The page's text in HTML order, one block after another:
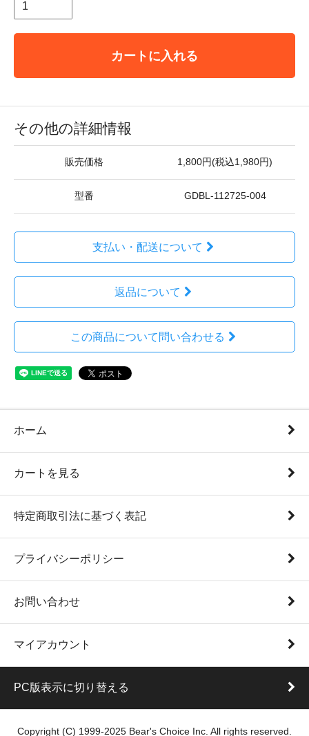
カートに入れる
その他の詳細情報
販売価格 1,800円(税込1,980円)
型番 GDBL-112725-004
支払い・配送について
返品について
この商品について問い合わせる
ホーム
カートを見る
特定商取引法に基づく表記
プライバシーポリシー
お問い合わせ
マイアカウント
PC版表示に切り替える
Copyright (C) 1999-2025 Bear's Choice Inc. All rights reserved.